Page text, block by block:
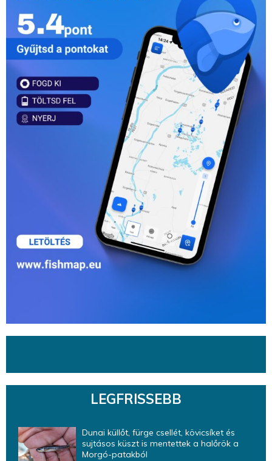
LEGFRISSEBB
Dunai küllőt, fürge csellét, kövicsíket és
sujtásos küszt is mentettek a halőrök a
Morgó-patakból